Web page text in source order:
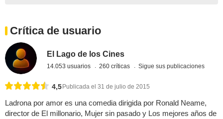
Crítica de usuario
El Lago de los Cines
14.053 usuarios 260 críticas Sigue sus publicaciones
4,5 Publicada el 31 de julio de 2015
Ladrona por amor es una comedia dirigida por Ronald Neame,
director de El millonario, Mujer sin pasado y Los mejores años de